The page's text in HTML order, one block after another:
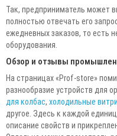
Так, предприниматель может
полностью отвечать его
ежедневных заказов, то есть
оборудования.
Обзор и отзывы
На страницах «Prof-store»
разнообразие устройств для
для колбас, холодильные
другое. Здесь к каждой
описание свойств и